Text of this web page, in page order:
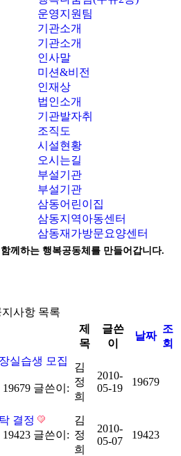
운영지원팀
기관소개
기관소개
인사말
미션&비전
인재상
법인소개
기관발자취
조직도
시설현황
오시는길
부설기관
부설기관
삼동어린이집
삼동지역아동센터
삼동재가방문요양센터
께하는 행복공동체를 만들어갑니다.
지사항 목록
제
목
글쓴
이
날짜
조
회
실습생 모집
글쓴이:
김
정
희
2010-
05-19
19679
결정
글쓴이:
김
정
희
2010-
05-07
19423